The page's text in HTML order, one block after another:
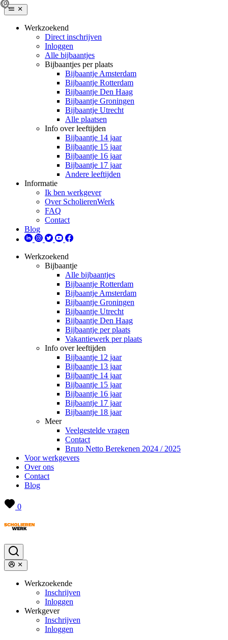
Werkzoekend
Direct inschrijven
Inloggen
Alle bijbaantjes
Bijbaantjes per plaats
Bijbaantje Amsterdam
Bijbaantje Rotterdam
Bijbaantje Den Haag
Bijbaantje Groningen
Bijbaantje Utrecht
Alle plaatsen
Info over leeftijden
Bijbaantje 14 jaar
Bijbaantje 15 jaar
Bijbaantje 16 jaar
Bijbaantje 17 jaar
Andere leeftijden
Informatie
Ik ben werkgever
Over ScholierenWerk
FAQ
Contact
Blog
Werkzoekend
Bijbaantje
Alle bijbaantjes
Bijbaantje Rotterdam
Bijbaantje Amsterdam
Bijbaantje Groningen
Bijbaantje Utrecht
Bijbaantje Den Haag
Bijbaantje per plaats
Vakantiewerk per plaats
Info over leeftijden
Bijbaantje 12 jaar
Bijbaantje 13 jaar
Bijbaantje 14 jaar
Bijbaantje 15 jaar
Bijbaantje 16 jaar
Bijbaantje 17 jaar
Bijbaantje 18 jaar
Meer
Veelgestelde vragen
Contact
Bruto Netto Berekenen 2024 / 2025
Voor werkgevers
Over ons
Contact
Blog
0
Werkzoekende
Inschrijven
Inloggen
Werkgever
Inschrijven
Inloggen